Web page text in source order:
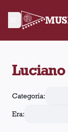
Categoría:
Era: